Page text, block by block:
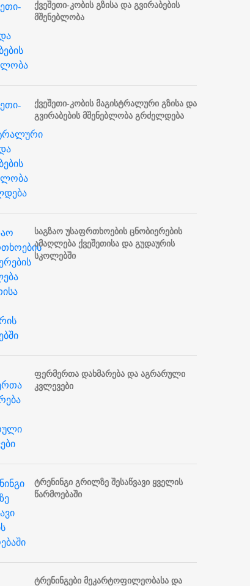
ქვეშეთი-კობის გზისა და გვირაბების
მშენებლობა
ქვეშეთი-კობის მაგისტრალური გზისა და
გვირაბების მშენებლობა გრძელდება
საგზაო უსაფრთხოების ცნობიერების
ამაღლება ქვეშეთისა და გუდაურის
სკოლებში
ფერმერთა დახმარება და აგრარული
კვლევები
ტრენინგი გრილზე შესაწვავი ყველის
წარმოებაში
ტრენინგები მეკარტოფილეობასა და